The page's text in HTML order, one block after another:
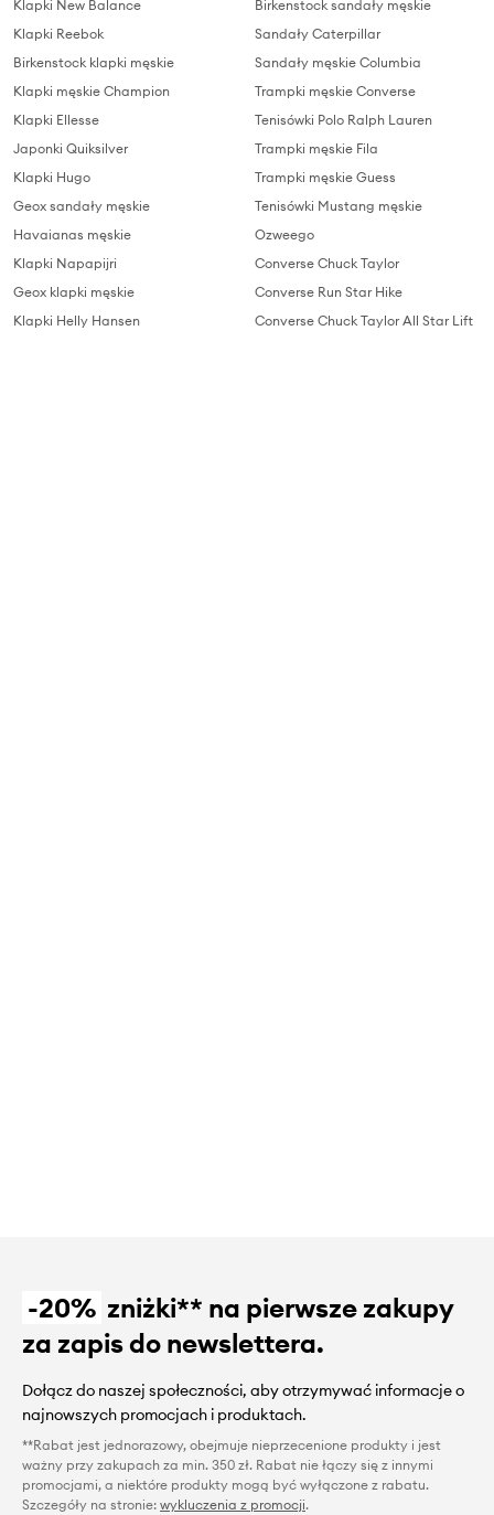
Klapki New Balance
Klapki Reebok
Birkenstock klapki męskie
Klapki męskie Champion
Klapki Ellesse
Japonki Quiksilver
Klapki Hugo
Geox sandały męskie
Havaianas męskie
Klapki Napapijri
Geox klapki męskie
Klapki Helly Hansen
Birkenstock sandały męskie
Sandały Caterpillar
Sandały męskie Columbia
Trampki męskie Converse
Tenisówki Polo Ralph Lauren
Trampki męskie Fila
Trampki męskie Guess
Tenisówki Mustang męskie
Ozweego
Converse Chuck Taylor
Converse Run Star Hike
Converse Chuck Taylor All Star Lift
-20% zniżki** na pierwsze zakupy
za zapis do newslettera.
Dołącz do naszej społeczności, aby otrzymywać informacje o
najnowszych promocjach i produktach.
**Rabat jest jednorazowy, obejmuje nieprzecenione produkty i jest
ważny przy zakupach za min. 350 zł. Rabat nie łączy się z innymi
promocjami, a niektóre produkty mogą być wyłączone z rabatu.
Szczegóły na stronie: wykluczenia z promocji.